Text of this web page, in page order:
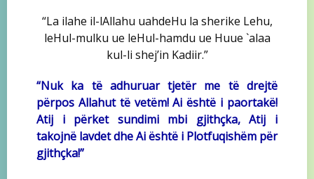
“La ilahe il-lAllahu uahdeHu la sherike Lehu,
leHul-mulku ue leHul-hamdu ue Huue `alaa
kul-li shej’in Kadiir.”
“Nuk ka të adhuruar tjetër me të drejtë
përpos Allahut të vetëm! Ai është i paortakë!
Atij i përket sundimi mbi gjithçka, Atij i
takojnë lavdet dhe Ai është i Plotfuqishëm për
gjithçka!”